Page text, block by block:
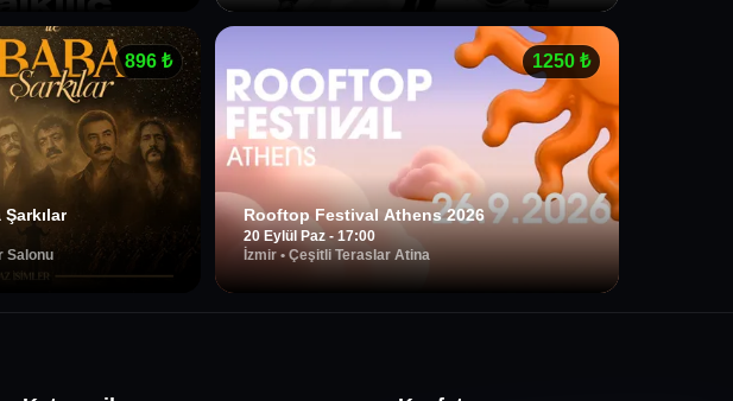
896 ₺
Salonu
1250₺
Rooftop Festival Athens 2026
20 Eylül Paz - 17:00
İzmir •Çeşitli Teraslar Atina